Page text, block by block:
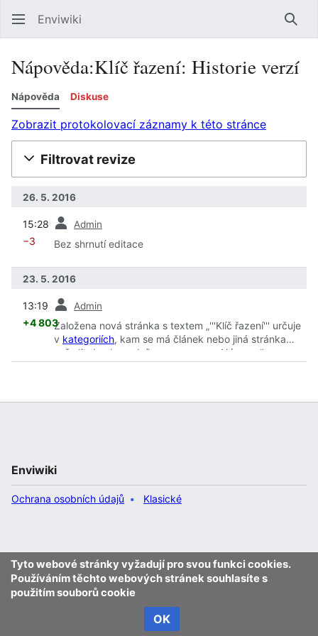
Enviwiki
Nápověda:Klíč řazení: Historie verzí
Nápověda Diskuse
Zobrazit protokolovací záznamy k této stránce
Filtrovat revize
26. 5. 2016
15:28 Admin
−3 Bez shrnutí editace
23. 5. 2016
13:19 Admin
+4 803Založena nová stránka s textem „'''Klíč řazení''' určuje
v kategoriích, kam se má článek nebo jiná stránka
zařadit do abecedního seznamu na Nápov…“
Tyto webové stránky vyžadují pro svou funkci cookies.
Používáním těchto webových stránek souhlasíte s
použitím souborů cookie
OK
Enviwiki
Ochrana osobních údajů Klasické